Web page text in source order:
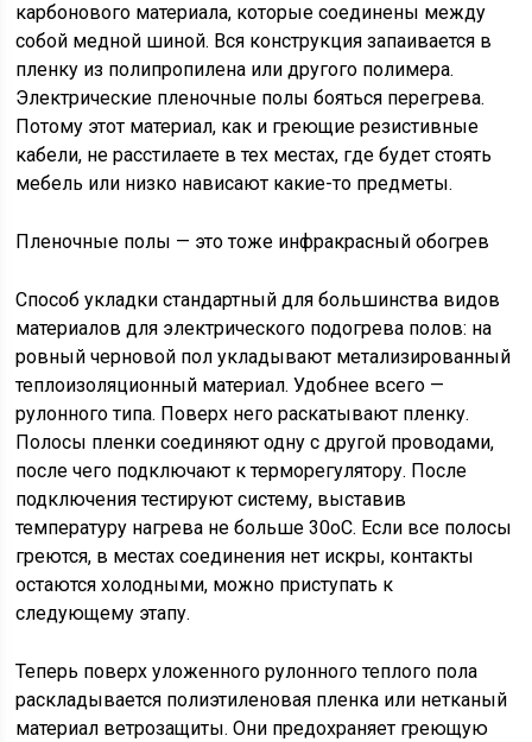
карбонового материала, которые соединены между
собой медной шиной. Вся конструкция запаивается в
пленку из полипропилена или другого полимера.
Электрические пленочные полы бояться перегрева.
Потому этот материал, как и греющие резистивные
кабели, не расстилаете в тех местах, где будет стоять
мебель или низко нависают какие-то предметы.
Пленочные полы — это тоже инфракрасный обогрев
Способ укладки стандартный для большинства видов
материалов для электрического подогрева полов: на
ровный черновой пол укладывают метализированный
теплоизоляционный материал. Удобнее всего —
рулонного типа. Поверх него раскатывают пленку.
Полосы пленки соединяют одну с другой проводами,
после чего подключают к терморегулятору. После
подключения тестируют систему, выставив
температуру нагрева не больше 30оС. Если все полосы
греются, в местах соединения нет искры, контакты
остаются холодными, можно приступать к
следующему этапу.
Теперь поверх уложенного рулонного теплого пола
раскладывается полиэтиленовая пленка или нетканый
материал ветрозащиты. Они предохраняет греющую